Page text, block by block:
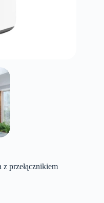
przełącznikiem